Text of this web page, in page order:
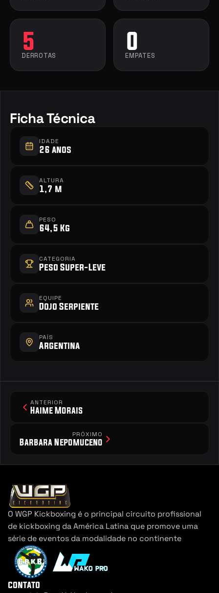
5
DERROTAS
0
EMPATES
Ficha Técnica
IDADE
26 anos
ALTURA
1,7 m
PESO
64,5 Kg
CATEGORIA
Peso Super-Leve
EQUIPE
Dojo Serpiente
PAÍS
Argentina
ANTERIOR
Haime Morais
PRÓXIMO
Barbara Nepomuceno
O WGP Kickboxing é o principal circuito profissional
de kickboxing da América Latina que promove uma
série de eventos da modalidade no continente
contato